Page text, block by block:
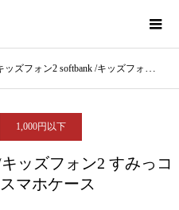
ズフォン2 softbank /キッズフォン2 すみっコぐらし 901SI スマホケース
1,000円以下
ッズフォン2 すみっコ
マホケース